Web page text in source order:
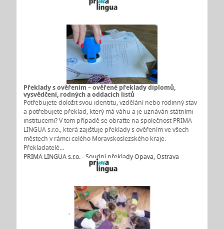
Překlady s ověřením – ověřené překlady diplomů,
vysvědčení, rodných a oddacích listů
Potřebujete doložit svou identitu, vzdělání nebo rodinný stav
a potřebujete překlad, který má váhu a je uznáván státními
institucemi? V tom případě se obraťte na společnost PRIMA
LINGUA s.r.o., která zajišťuje překlady s ověřením ve všech
městech v rámci celého Moravskoslezského kraje.
Překladatelé…
PRIMA LINGUA s.r.o. - Soudní překlady Opava, Ostrava